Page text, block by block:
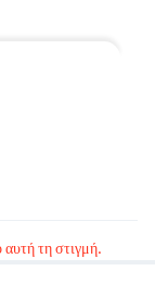
αυτή τη στιγμή.